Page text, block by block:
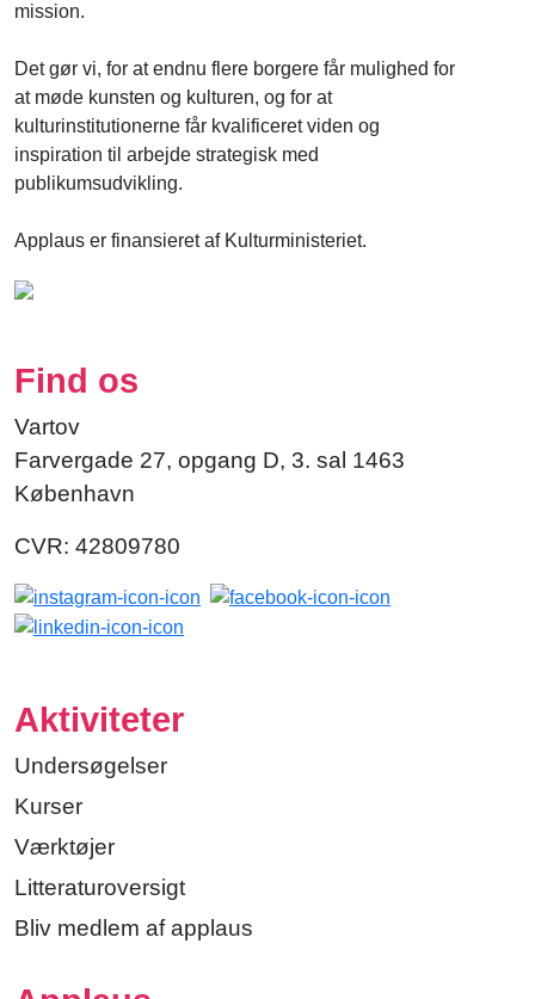
mission.
Det gør vi, for at endnu flere borgere får mulighed for
at møde kunsten og kulturen, og for at
kulturinstitutionerne får kvalificeret viden og
inspiration til arbejde strategisk med
publikumsudvikling.
Applaus er finansieret af Kulturministeriet.
Find os
Vartov
Farvergade 27, opgang D, 3. sal 1463
København
CVR: 42809780
Aktiviteter
Undersøgelser
Kurser
Værktøjer
Litteraturoversigt
Bliv medlem af applaus